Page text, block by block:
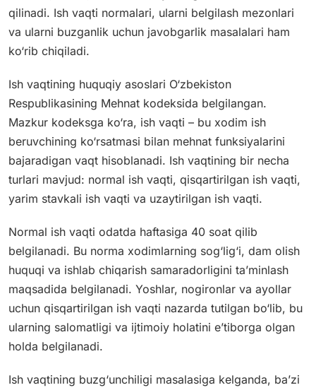
qilinadi. Ish vaqti normalari, ularni belgilash mezonlari
va ularni buzganlik uchun javobgarlik masalalari ham
ko‘rib chiqiladi.
Ish vaqtining huquqiy asoslari O‘zbekiston
Respublikasining Mehnat kodeksida belgilangan.
Mazkur kodeksga ko‘ra, ish vaqti – bu xodim ish
beruvchining ko‘rsatmasi bilan mehnat funksiyalarini
bajaradigan vaqt hisoblanadi. Ish vaqtining bir necha
turlari mavjud: normal ish vaqti, qisqartirilgan ish vaqti,
yarim stavkali ish vaqti va uzaytirilgan ish vaqti.
Normal ish vaqti odatda haftasiga 40 soat qilib
belgilanadi. Bu norma xodimlarning sog‘lig‘i, dam olish
huquqi va ishlab chiqarish samaradorligini ta’minlash
maqsadida belgilanadi. Yoshlar, nogironlar va ayollar
uchun qisqartirilgan ish vaqti nazarda tutilgan bo‘lib, bu
ularning salomatligi va ijtimoiy holatini e’tiborga olgan
holda belgilanadi.
Ish vaqtining buzg‘unchiligi masalasiga kelganda, ba’zi